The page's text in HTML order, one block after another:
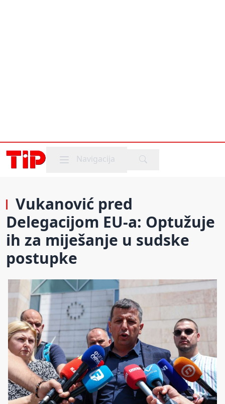
Mobile menu
Navigacija
Vukanović pred
Delegacijom EU-a: Optužuje
ih za miješanje u sudske
postupke